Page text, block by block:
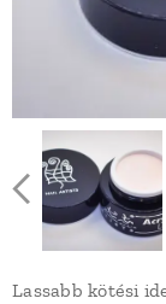
Lassabb kötési